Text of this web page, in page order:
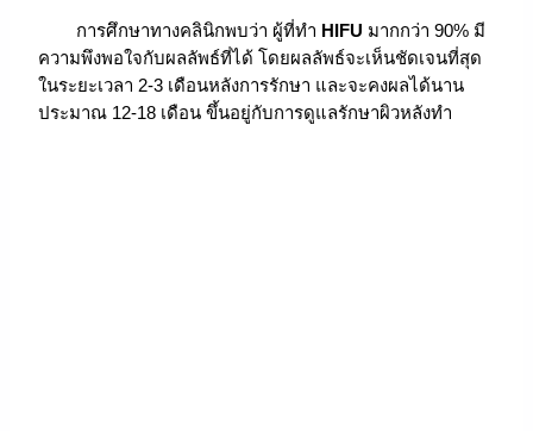
การศึกษาทางคลินิกพบว่า ผู้ที่ทำ HIFU มากกว่า 90% มี
ความพึงพอใจกับผลลัพธ์ที่ได้ โดยผลลัพธ์จะเห็นชัดเจนที่สุด
ในระยะเวลา 2-3 เดือนหลังการรักษา และจะคงผลได้นาน
ประมาณ 12-18 เดือน ขึ้นอยู่กับการดูแลรักษาผิวหลังทำ